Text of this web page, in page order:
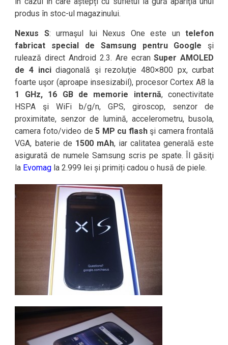
produs în stoc-ul magazinului.
Nexus S: urmaşul lui Nexus One este untelefon
fabricat special de Samsung pentru Google şi
rulează direct Android 2.3. Are ecranSuper AMOLED
de 4 incidiagonală şi rezoluţie 480×800 px, curbat
foarte uşor (aproape insesizabil), procesor Cortex A8 la
1 GHz, 16 GB de memorie internă, conectivitate
HSPA şi WiFi b/g/n, GPS, giroscop, senzor de
proximitate, senzor de lumină, accelerometru, busola,
camera foto/video de 5 MP cu flashşi camera frontală
VGA, baterie de 1500 mAh, iar calitatea generală este
asigurată de numele Samsung scris pe spate. Îl găsiţi
la Evomag la 2.999 lei și primiți cadou o husă de piele.